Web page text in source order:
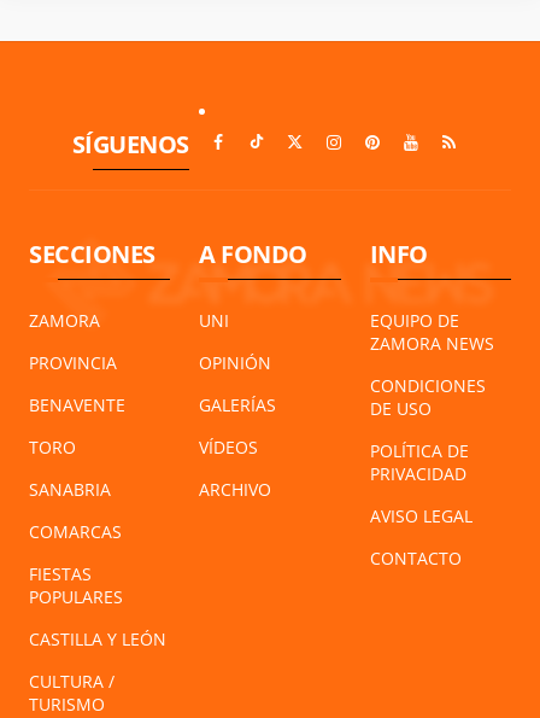
SÍGUENOS
SECCIONES
ZAMORA
PROVINCIA
BENAVENTE
TORO
SANABRIA
COMARCAS
FIESTAS
POPULARES
CASTILLA Y LEÓN
CULTURA /
TURISMO
A FONDO
UNI
OPINIÓN
GALERÍAS
VÍDEOS
ARCHIVO
INFO
EQUIPO DE
ZAMORA NEWS
CONDICIONES
DE USO
POLÍTICA DE
PRIVACIDAD
AVISO LEGAL
CONTACTO